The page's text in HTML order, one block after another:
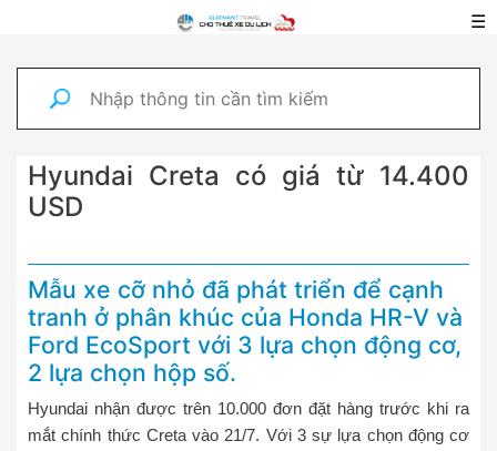
☰
Hyundai Creta có giá từ 14.400
USD
Mẫu xe cỡ nhỏ đã phát triển để cạnh
tranh ở phân khúc của Honda HR-V và
Ford EcoSport với 3 lựa chọn động cơ,
2 lựa chọn hộp số.
Hyundai nhận được trên 10.000 đơn đặt hàng trước khi ra
mắt chính thức Creta vào 21/7. Với 3 sự lựa chọn động cơ